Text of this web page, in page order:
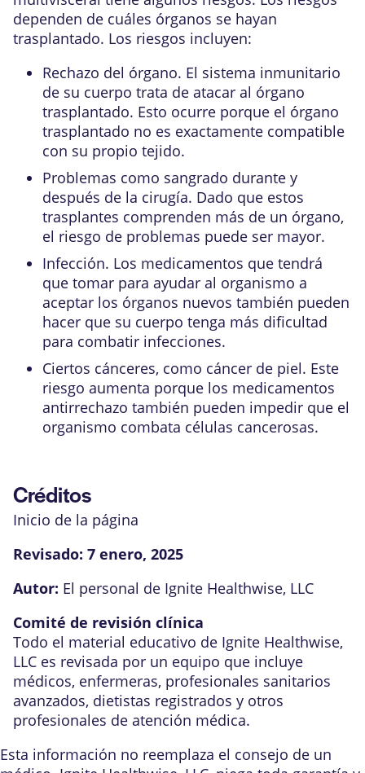
dependen de cuáles órganos se hayan
trasplantado. Los riesgos incluyen:
Rechazo del órgano. El sistema inmunitario
de su cuerpo trata de atacar al órgano
trasplantado. Esto ocurre porque el órgano
trasplantado no es exactamente compatible
con su propio tejido.
Problemas como sangrado durante y
después de la cirugía. Dado que estos
trasplantes comprenden más de un órgano,
el riesgo de problemas puede ser mayor.
Infección. Los medicamentos que tendrá
que tomar para ayudar al organismo a
aceptar los órganos nuevos también pueden
hacer que su cuerpo tenga más dificultad
para combatir infecciones.
Ciertos cánceres, como cáncer de piel. Este
riesgo aumenta porque los medicamentos
antirrechazo también pueden impedir que el
organismo combata células cancerosas.
Créditos
Inicio de la página
Revisado: 7 enero, 2025
Autor: El personal de Ignite Healthwise, LLC
Comité de revisión clínica
Todo el material educativo de Ignite Healthwise,
LLC es revisada por un equipo que incluye
médicos, enfermeras, profesionales sanitarios
avanzados, dietistas registrados y otros
profesionales de atención médica.
Esta información no reemplaza el consejo de un